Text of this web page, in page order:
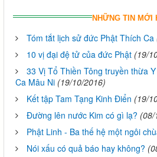
NHỮNG TIN MỚI
Tóm tắt lịch sử đức Phật Thích Ca
10 vị đại đệ tử của đức Phật (19/
33 Vị Tổ Thiền Tông truyền thừa
Ca Mâu Ni (19/10/2016)
Kết tập Tam Tạng Kinh Điển (19/
Đường lên nước Kim có gì lạ? (08/
Phật Linh - Ba thế hệ một ngôi
Nói xấu có quả báo hay không?